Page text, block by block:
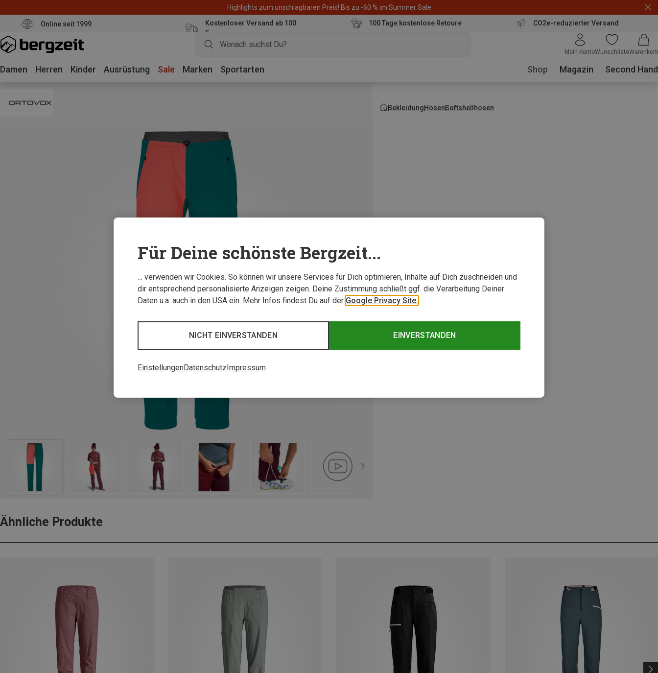
Highlights zum unschlagbaren Preis! Bis zu -60 % im Summer Sale
Online seit 1999
Kostenloser Versand ab 100
Euro
100 Tage kostenlose Retoure CO2e-reduzierter Versand
Mein KontoWunschlisteWarenkorb
Damen Herren Kinder Ausrüstung Sale Marken Sportarten Shop Magazin Second Hand
BekleidungHosenSoftshellhosen
Ähnliche Produkte
Für Deine schönste Bergzeit...
… verwenden wir Cookies. So können wir unsere Services für Dich optimieren, Inhalte auf Dich zuschneiden und
dir entsprechend personalisierte Anzeigen zeigen. Deine Zustimmung schließt ggf. die Verarbeitung Deiner
Daten u.a. auch in den USA ein. Mehr Infos findest Du auf der Google Privacy Site.
EINVERSTANDEN
NICHT EINVERSTANDEN
EinstellungenDatenschutzImpressum